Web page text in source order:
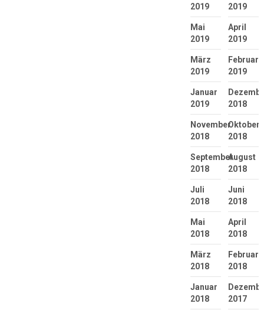
2019
2019
Mai
2019
April
2019
März
2019
Februar
2019
Januar
2019
2018
November
2018
Oktober
2018
September
2018
August
2018
Juli
2018
Juni
2018
Mai
2018
April
2018
März
2018
Februar
2018
Januar
2018
2017